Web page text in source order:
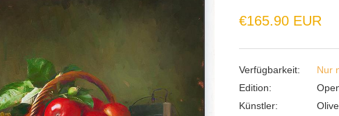
€165.90 EUR
Verfügbarkeit:
Nur
Edition:
Künstler: